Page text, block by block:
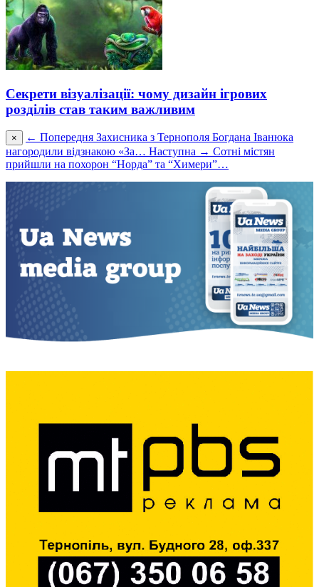
Секрети візуалізації: чому дизайн ігрових
розділів став таким важливим
× ← Попередня Захисника з Тернополя Богдана Іванюка
нагородили відзнакою «За… Наступна → Сотні містян
прийшли на похорон “Норда” та “Химери”…